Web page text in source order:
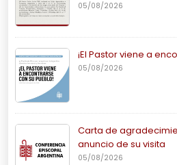
05/08/2026
¡El Pastor viene a
05/08/2026
Carta de
anuncio de su visita
05/08/2026